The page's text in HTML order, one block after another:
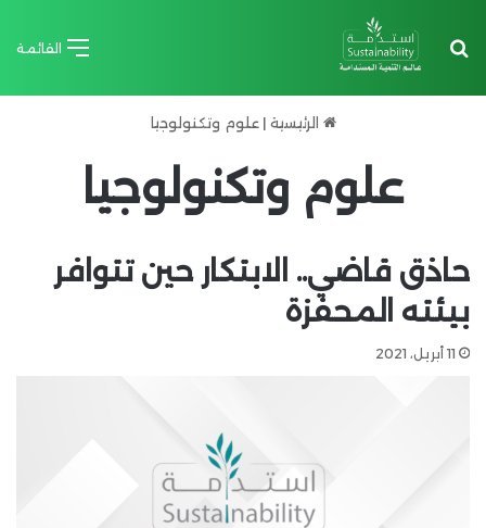
القائمة بحث عن
الرئيسية | علوم وتكنولوجيا
علوم وتكنولوجيا
حاذق قاضي.. الابتكار حين تتوافر
بيئته المحفزة
11 أبريل، 2021